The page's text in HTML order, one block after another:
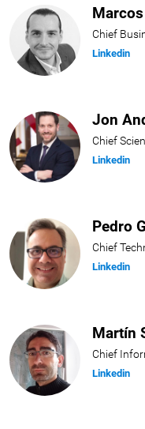
Chief
Linkedin
Jon
Chief
Linkedin
Pedro
Chief
Linkedin
Martín
Chief
Linkedin